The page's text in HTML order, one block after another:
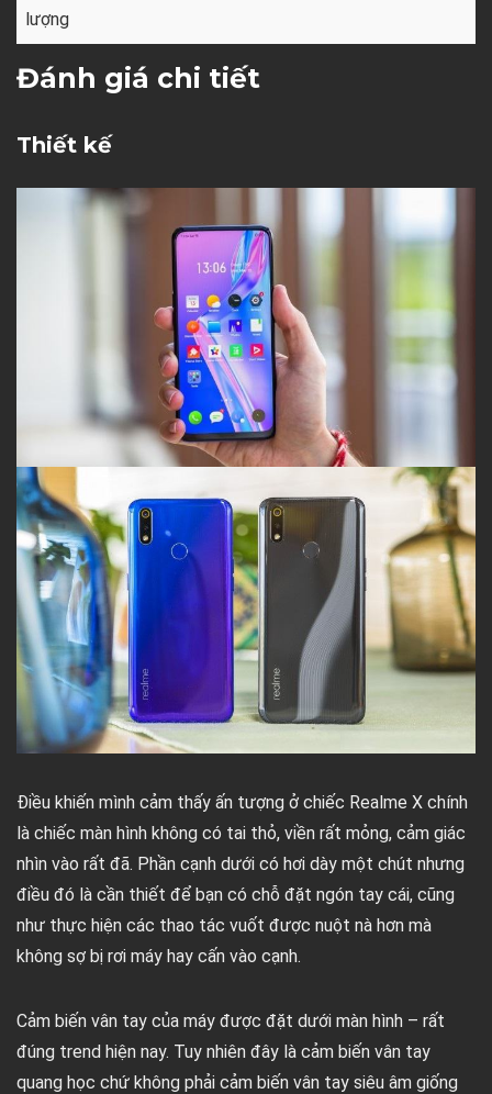
lượng
Đánh giá chi tiết
Thiết kế
Điều khiến mình cảm thấy ấn tượng ở chiếc Realme X chính
là chiếc màn hình không có tai thỏ, viền rất mỏng, cảm giác
nhìn vào rất đã. Phần cạnh dưới có hơi dày một chút nhưng
điều đó là cần thiết để bạn có chỗ đặt ngón tay cái, cũng
như thực hiện các thao tác vuốt được nuột nà hơn mà
không sợ bị rơi máy hay cấn vào cạnh.
Cảm biến vân tay của máy được đặt dưới màn hình – rất
đúng trend hiện nay. Tuy nhiên đây là cảm biến vân tay
quang học chứ không phải cảm biến vân tay siêu âm giống